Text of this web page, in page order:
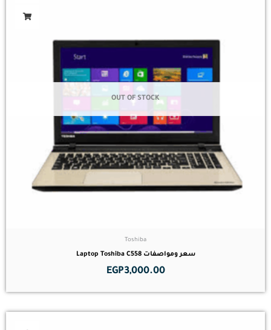
OUT OF STOCK
Toshiba
سعر ومواصفات Laptop Toshiba C558
EGP3,000.00